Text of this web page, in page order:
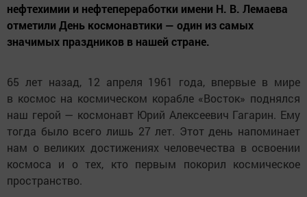
нефтехимии и нефтепереработки имени Н. В. Лемаева
отметили День космонавтики — один из самых
значимых праздников в нашей стране.
65 лет назад, 12 апреля 1961 года, впервые в мире
в космос на космическом корабле «Восток» поднялся
наш герой — космонавт Юрий Алексеевич Гагарин. Ему
тогда было всего лишь 27 лет. Этот день напоминает
нам о великих достижениях человечества в освоении
космоса и о тех, кто первым покорил космическое
пространство.